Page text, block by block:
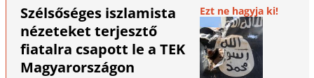
Szélsőséges iszlamista
nézeteket terjesztő
fiatalra csapott le a TEK
Magyarországon
Ezt ne hagyja ki!